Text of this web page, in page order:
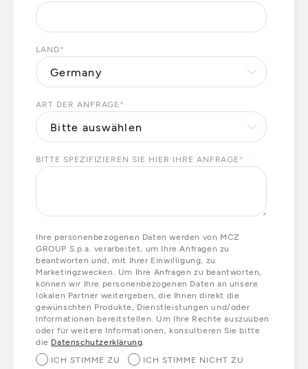
LAND*
ART DER ANFRAGE *
BITTE SPEZIFIZIEREN SIE HIER IHRE ANFRAGE *
Ihre personenbezogenen Daten werden von MCZ
GROUP S.p.a. verarbeitet, um Ihre Anfragen zu
beantworten und, mit Ihrer Einwilligung, zu
Marketingzwecken. Um Ihre Anfragen zu beantworten,
können wir Ihre personenbezogenen Daten an unsere
lokalen Partner weitergeben, die Ihnen direkt die
gewünschten Produkte, Dienstleistungen und/oder
Informationen bereitstellen. Um Ihre Rechte auszuüben
oder für weitere Informationen, konsultieren Sie bitte
die Datenschutzerklärung
ICH STIMME ZU
ICH STIMME NICHT ZU